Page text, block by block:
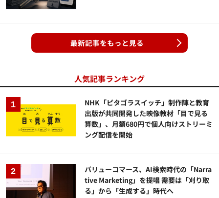
最新記事をもっと見る
人気記事ランキング
NHK「ピタゴラスイッチ」制作陣と教育
出版が共同開発した映像教材「目で見る
算数」、月額680円で個人向けストリーミ
ング配信を開始
バリューコマース、AI検索時代の「Narra
tive Marketing」を提唱 需要は「刈り取
る」から「生成する」時代へ